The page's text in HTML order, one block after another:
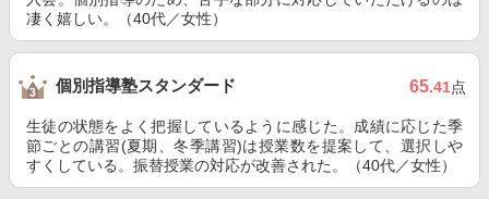
凄く嬉しい。（40代／女性）
個別指導塾スタンダード 65.41点
生徒の状態をよく把握しているように感じた。成績に応じた季
節ごとの講習(夏期、冬季講習)は授業数を提案して、選択しや
すくしている。振替授業の対応が改善された。（40代／女性）